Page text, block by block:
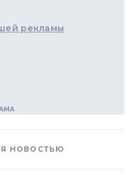
рекламы
НОВОСТЬЮ